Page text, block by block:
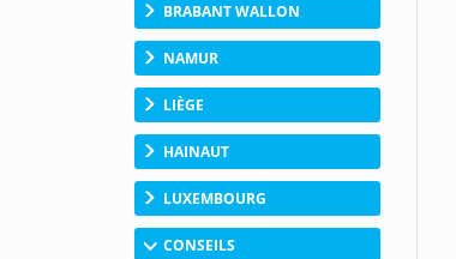
BRABANT WALLON
NAMUR
LIÈGE
HAINAUT
LUXEMBOURG
CONSEILS